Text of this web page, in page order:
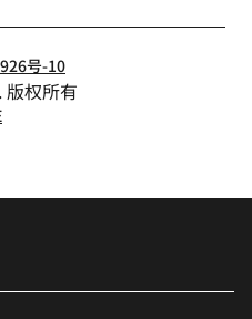
号-10
权所有